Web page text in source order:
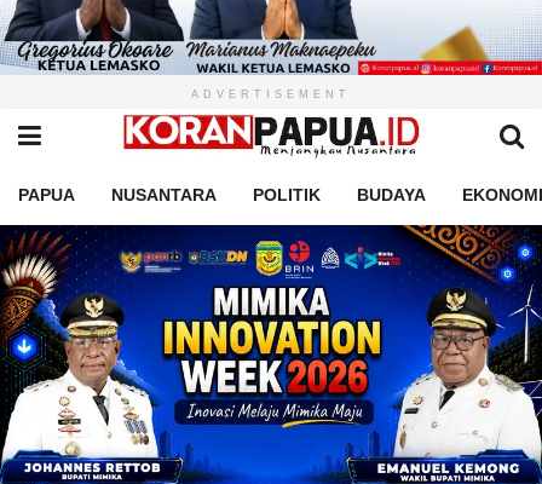
ADVERTISEMENT
PAPUA NUSANTARA POLITIK BUDAYA EKONOMI